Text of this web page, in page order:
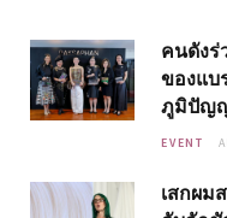
คนดังร่
ของแบ
ภูมิปัญ
EVENT
เสกผม